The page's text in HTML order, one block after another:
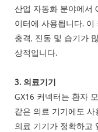
산업 자동화 분야에서
이터에 사용됩니다.
충격, 진동 및 습기가
상적입니다.
3. 의료기기
GX16 커넥터는 환자
같은 의료 기기에도
의료 기기가 정확하고